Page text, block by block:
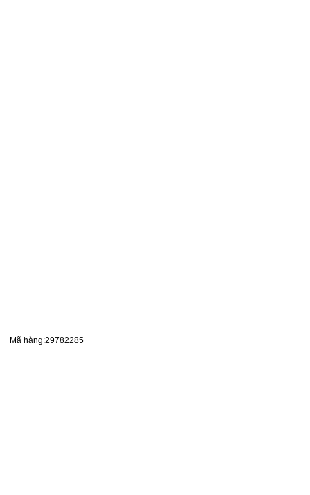
Mã hàng:29782285